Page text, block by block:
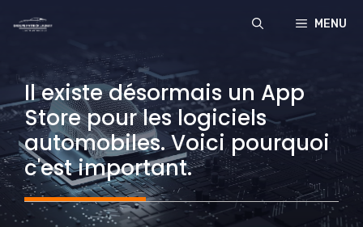
MENU
Il existe désormais un App
Store pour les logiciels
automobiles. Voici pourquoi
c'est important.